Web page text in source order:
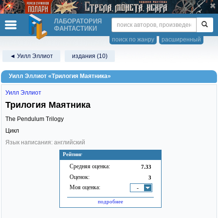
ЛАБОРАТОРИЯ
ФАНТАСТИКИ
расширенный
поиск по жанру
◄ Уилл Эллиот издания (10)
Уилл Эллиот «Трилогия Маятника»
Рейтинг
Средняя оценка: 7.33
Оценок: 3
Моя оценка: -
подробнее
Уилл Эллиот
Трилогия Маятника
The Pendulum Trilogy
Цикл
Язык написания: английский